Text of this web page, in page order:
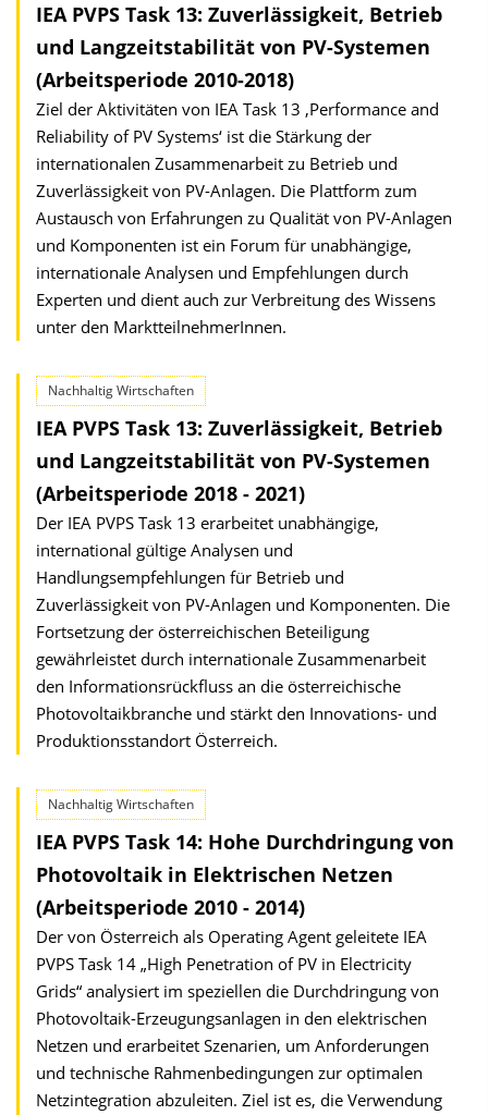
IEA PVPS Task 13: Zuverlässigkeit, Betrieb
und Langzeitstabilität von PV-Systemen
(Arbeitsperiode 2010-2018)
Ziel der Aktivitäten von IEA Task 13 ‚Performance and
Reliability of PV Systems‘ ist die Stärkung der
internationalen Zusammenarbeit zu Betrieb und
Zuverlässigkeit von PV-Anlagen. Die Plattform zum
Austausch von Erfahrungen zu Qualität von PV-Anlagen
und Komponenten ist ein Forum für unabhängige,
internationale Analysen und Empfehlungen durch
Experten und dient auch zur Verbreitung des Wissens
unter den MarktteilnehmerInnen.
Nachhaltig Wirtschaften
IEA PVPS Task 13: Zuverlässigkeit, Betrieb
und Langzeitstabilität von PV-Systemen
(Arbeitsperiode 2018 - 2021)
Der IEA PVPS Task 13 erarbeitet unabhängige,
international gültige Analysen und
Handlungsempfehlungen für Betrieb und
Zuverlässigkeit von PV-Anlagen und Komponenten. Die
Fortsetzung der österreichischen Beteiligung
gewährleistet durch internationale Zusammenarbeit
den Informationsrückfluss an die österreichische
Photovoltaikbranche und stärkt den Innovations- und
Produktionsstandort Österreich.
Nachhaltig Wirtschaften
IEA PVPS Task 14: Hohe Durchdringung von
Photovoltaik in Elektrischen Netzen
(Arbeitsperiode 2010 - 2014)
Der von Österreich als Operating Agent geleitete IEA
PVPS Task 14 „High Penetration of PV in Electricity
Grids“ analysiert im speziellen die Durchdringung von
Photovoltaik-Erzeugungsanlagen in den elektrischen
Netzen und erarbeitet Szenarien, um Anforderungen
und technische Rahmenbedingungen zur optimalen
Netzintegration abzuleiten. Ziel ist es, die Verwendung